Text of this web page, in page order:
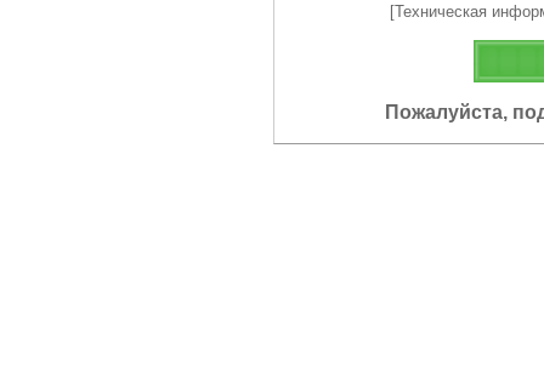
[Техническая
Пожалуйста,